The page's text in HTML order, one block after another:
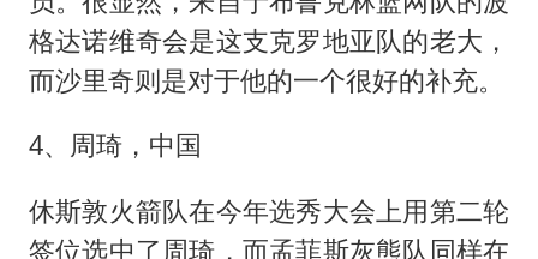
格达诺维奇会是这支克罗地亚队的老大，
而沙里奇则是对于他的一个很好的补充。
4、周琦，中国
休斯敦火箭队在今年选秀大会上用第二轮
签位选中了周琦，而孟菲斯灰熊队同样在